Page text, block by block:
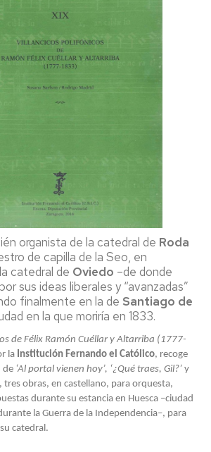
organista de la catedral de Roda
de capilla de la Seo, en
catedral de Oviedo –de donde
sus ideas liberales y “avanzadas”
finalmente en la de Santiago de
en la que moriría en 1833.
de Félix Ramón Cuéllar y Altarriba (1777-
la Institución Fernando el Católico, recoge
de ‘Al portal vienen hoy’, ‘¿Qué traes, Gil?’ y
, tres obras, en castellano, para orquesta,
durante su estancia en Huesca –ciudad
la Guerra de la Independencia–, para
catedral.